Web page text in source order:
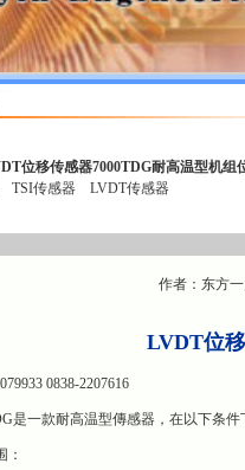
位移传感器7000TDG耐高温型机组
TSI传感器
LVDT传感器
作者：东方
LVDT位
0838-2207616
是一款耐高温型傳感器，在以下条件
：